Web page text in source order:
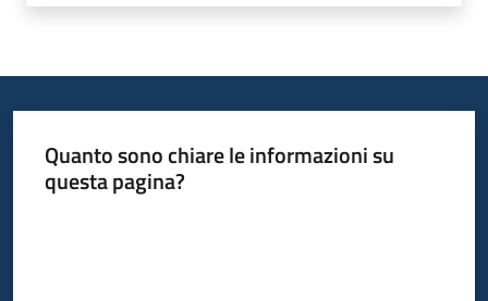
Argomenti
Quanto sono chiare le informazioni su
questa pagina?